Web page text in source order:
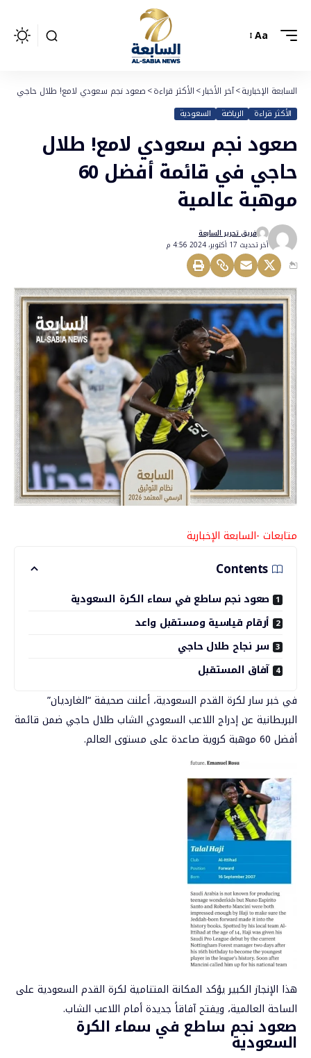
Aa
السابعة الإخبارية>آخر الأخبار>الأكثر قراءة>صعود نجم سعودي لامع! طلال حاجي في قائمة أفضل
الأكثر قراءة الرياضة السعودية
صعود نجم سعودي لامع! طلال
حاجي في قائمة أفضل 60
موهبة عالمية
أخر تحديث 17 أكتوبر، 2024 4:56 م
فريق تحرير السابعة
متابعات -السابعة الإخبارية
Contents
صعود نجم ساطع في سماء الكرة السعودية
أرقام قياسية ومستقبل واعد
سر نجاح طلال حاجي
آفاق المستقبل
في خبر سار لكرة القدم السعودية، أعلنت صحيفة “الغارديان”
البريطانية عن إدراج اللاعب السعودي الشاب طلال حاجي ضمن قائمة
أفضل 60 موهبة كروية صاعدة على مستوى العالم.
هذا الإنجاز الكبير يؤكد المكانة المتنامية لكرة القدم السعودية على
الساحة العالمية، ويفتح آفاقاً جديدة أمام اللاعب الشاب.
صعود نجم ساطع في سماء الكرة
السعودية